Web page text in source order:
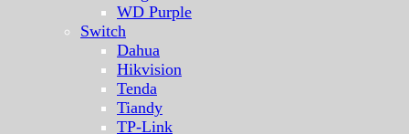
WD Purple
Switch
Dahua
Hikvision
Tenda
Tiandy
TP-Link